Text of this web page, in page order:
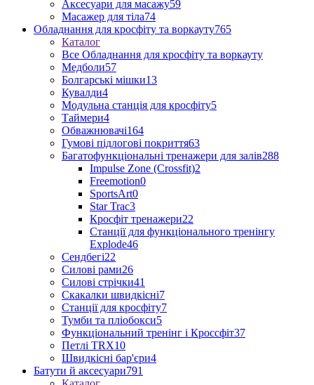
Аксесуари для масажу59
Масажер для тіла74
Обладнання для кросфіту та воркауту765
Каталог
Все Обладнання для кросфіту та воркауту
Медболи57
Болгарські мішки13
Кувалди4
Модульна станція для кросфіту5
Таймери4
Обважнювачі164
Гумові підлогові покриття63
Багатофункціональні тренажери для залів288
Impulse Zone (Crossfit)2
Freemotion0
SportsArt0
Star Trac3
Кросфіт тренажери22
Станції для функціонального тренінгу
Explode46
Сендбегі22
Силові рами26
Силові стрічки41
Скакалки швидкісні7
Станції для кросфіту7
Тумби та пліобокси5
Функціональний тренінг і Кроссфіт37
Петлі TRX10
Швидкісні бар'єри4
Батути й аксесуари791